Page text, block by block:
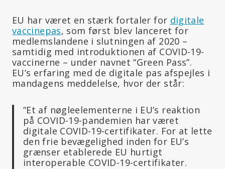
EU har været en stærk fortaler for digitale
vaccinepas, som først blev lanceret for
medlemslandene i slutningen af 2020 –
samtidig med introduktionen af COVID-19-
vaccinerne – under navnet “Green Pass”.
EU’s erfaring med de digitale pas afspejles i
mandagens meddelelse, hvor der står:
“Et af nøgleelementerne i EU’s reaktion
på COVID-19-pandemien har været
digitale COVID-19-certifikater. For at lette
den frie bevægelighed inden for EU’s
grænser etablerede EU hurtigt
interoperable COVID-19-certifikater.